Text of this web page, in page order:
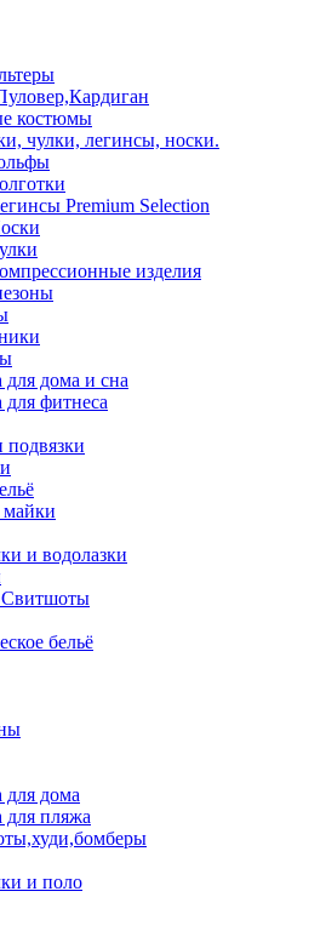
костюмы
чулки, легинсы, носки.
Premium Selection
изделия
дома и сна
фитнеса
подвязки
и водолазки
бельё
дома
пляжа
и поло